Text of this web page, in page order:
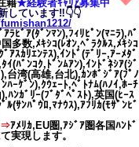
籍★​経験者ｷｬﾘｱ募集中
しています‼👇👇
ｱﾗﾋﾞｱ(ﾀﾞﾝﾏﾝ),ﾌｨﾘﾋﾟﾝ(ﾏﾆﾗ),ﾊﾞ
多数,ﾒｷｼｺ(ﾚｵﾝ,ﾍﾞﾗｸﾙｽ,ﾒｷｼｺ
ｱｽｶﾘｴﾝﾃｽ),ｲﾝﾄﾞ(ﾃﾞﾘｰ,ｱｰﾒﾀﾞ
ｲ(ﾊﾞﾝｺｸ,ﾄﾞﾝﾑｱﾝ),ｲﾝﾄﾞﾈｼｱ(ｼﾞ
台湾(高雄,台北),ｶﾝﾎﾞｼﾞｱ(ﾌﾟﾉ
ﾊｰｹﾞﾝ),ｸｳｪｰﾄ,ﾍﾞﾄﾅﾑ(ﾊﾉｲ,ﾎｰﾁ
ﾊﾝｶﾞﾘｰ(ﾌﾞﾀﾞﾍﾟｽﾄ),英国(ﾋｰｽ
ﾙ(ｻﾝﾊﾟｳﾛ,ﾏﾅｳｽ),ｱﾌﾘｶ(ﾓｻﾞﾝﾋﾞ
⇒ｱﾒﾘｶ,EU圏,ｱｼﾞｱ圏各国ﾊﾝﾄﾞ
実現します。